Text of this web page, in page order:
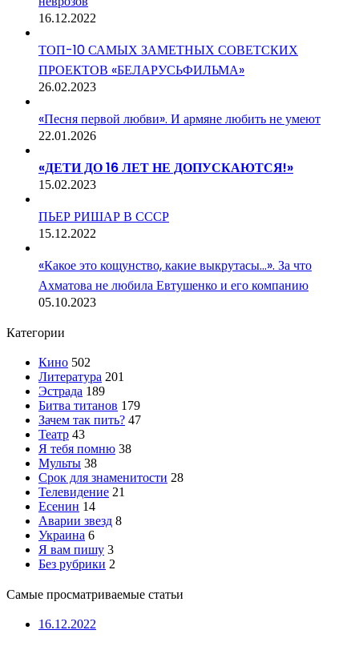
16.12.2022
ТОП-10 САМЫХ ЗАМЕТНЫХ СОВЕТСКИХ
ПРОЕКТОВ «БЕЛАРУСЬФИЛЬМА»
26.02.2023
«Песня первой любви». И армяне любить не умеют
22.01.2026
«ДЕТИ ДО 16 ЛЕТ НЕ ДОПУСКАЮТСЯ!»
15.02.2023
ПЬЕР РИШАР В СССР
15.12.2022
«Какое это кощунство, какие выкрутасы…». За что
Ахматова не любила Евтушенко и его компанию
05.10.2023
Категории
Кино 502
Литература 201
Эстрада 189
Битва титанов 179
Зачем так пить? 47
Театр 43
Я тебя помню 38
Мульты 38
Срок для знаменитости 28
Телевидение 21
Есенин 14
Аварии звезд 8
Украина 6
Я вам пишу 3
Без рубрики 2
Самые просматриваемые статьи
16.12.2022